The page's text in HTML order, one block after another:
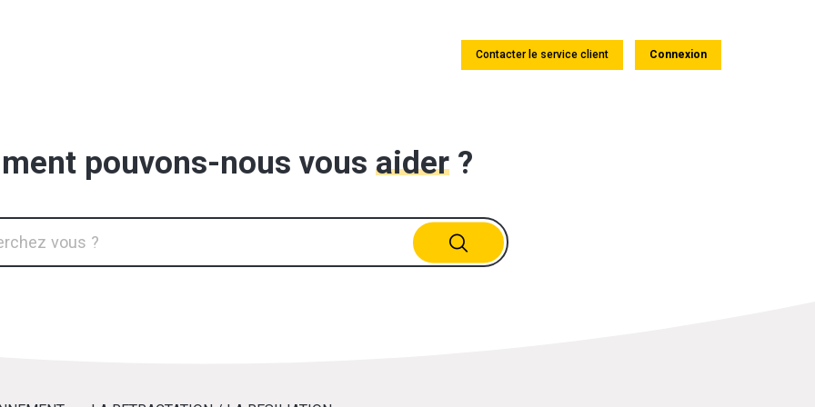
Contacter le service client Connexion
pouvons-nous vous aider?